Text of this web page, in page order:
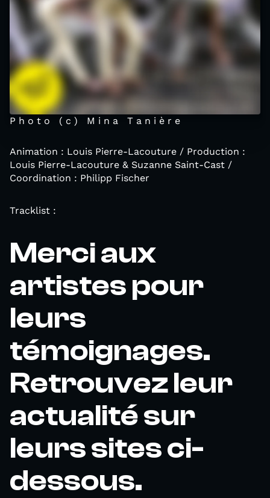
P h o t o ( c ) M i n a T a n i è r e
Animation : Louis Pierre-Lacouture / Production :
Louis Pierre-Lacouture & Suzanne Saint-Cast /
Coordination : Philipp Fischer
Tracklist :
Merci aux
artistes pour
leurs
témoignages.
Retrouvez leur
actualité sur
leurs sites ci-
dessous.